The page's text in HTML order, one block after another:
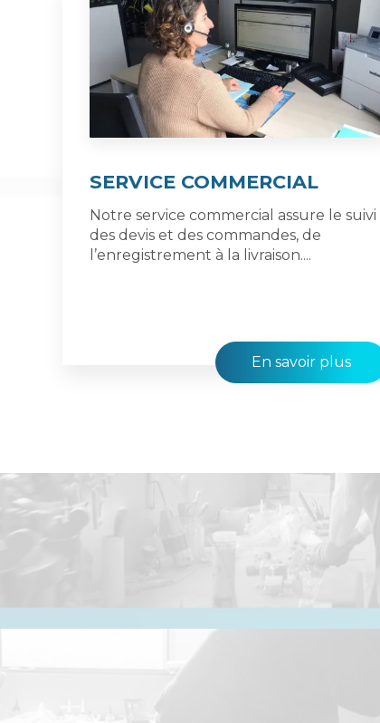
SERVICE COMMERCIAL
Notre service commercial assure le suivi
des devis et des commandes, de
l’enregistrement à la livraison....
En savoir plus